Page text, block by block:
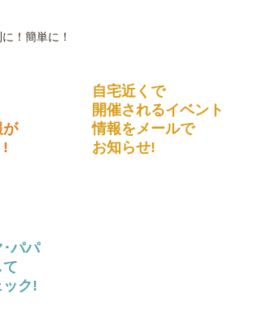
が
!
自宅近くで
開催されるイベント
情報をメールで
お知らせ!
パパ
ック!